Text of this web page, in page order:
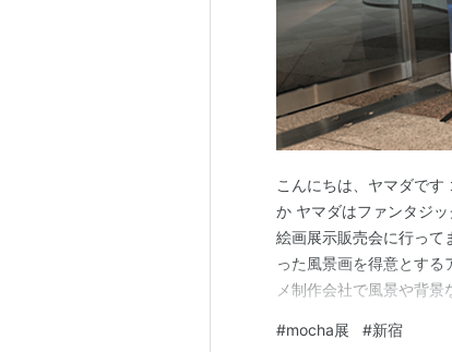
こんにちは、ヤマダです
か ヤマダはファンタジ
絵画展示販売会に行って
った風景画を得意とす
メ制作会社で風景や背
気を描く作家さんという
#mocha展 #新宿